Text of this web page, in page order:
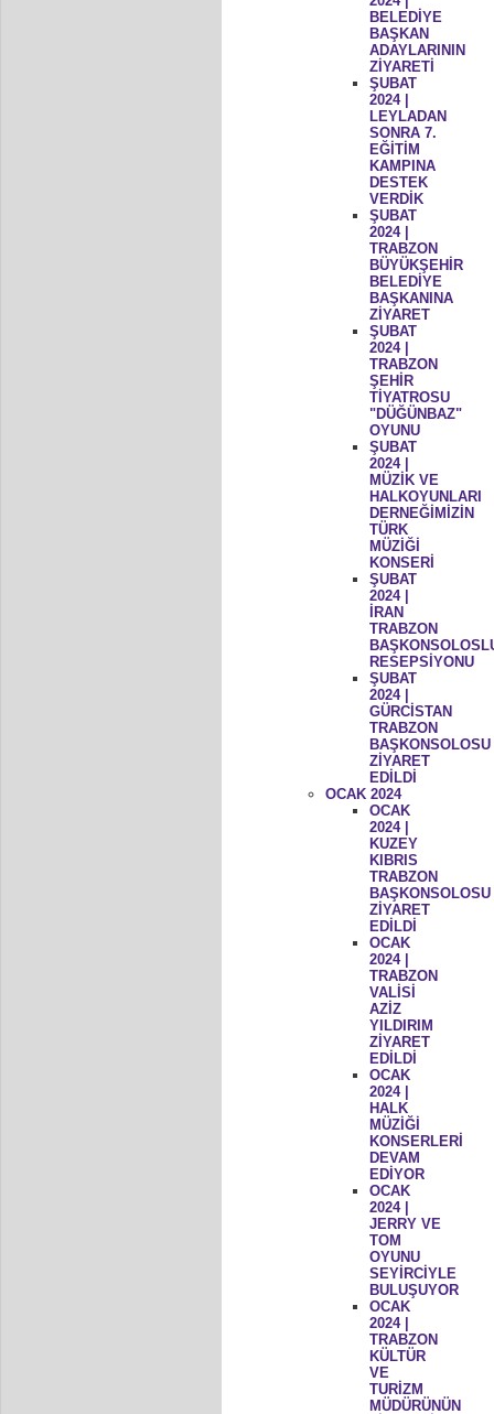
BELEDİYE
BAŞKAN
ADAYLARININ
ZİYARETİ
ŞUBAT
2024 |
LEYLADAN
SONRA 7.
EĞİTİM
KAMPINA
DESTEK
VERDİK
ŞUBAT
2024 |
TRABZON
BÜYÜKŞEHİR
BELEDİYE
BAŞKANINA
ZİYARET
ŞUBAT
2024 |
TRABZON
ŞEHİR
TİYATROSU
"DÜĞÜNBAZ"
OYUNU
ŞUBAT
2024 |
MÜZİK VE
HALKOYUNLARI
DERNEĞİMİZİN
TÜRK
MÜZİĞİ
KONSERİ
ŞUBAT
2024 |
İRAN
TRABZON
RESEPSİYONU
ŞUBAT
2024 |
GÜRCİSTAN
TRABZON
BAŞKONSOLOSU
ZİYARET
EDİLDİ
OCAK 2024
OCAK
2024 |
KUZEY
KIBRIS
TRABZON
BAŞKONSOLOSU
ZİYARET
EDİLDİ
OCAK
2024 |
TRABZON
VALİSİ
AZİZ
YILDIRIM
ZİYARET
EDİLDİ
OCAK
2024 |
HALK
MÜZİĞİ
KONSERLERİ
DEVAM
EDİYOR
OCAK
2024 |
JERRY VE
TOM
OYUNU
SEYİRCİYLE
BULUŞUYOR
OCAK
2024 |
TRABZON
KÜLTÜR
VE
TURİZM
MÜDÜRÜNÜN